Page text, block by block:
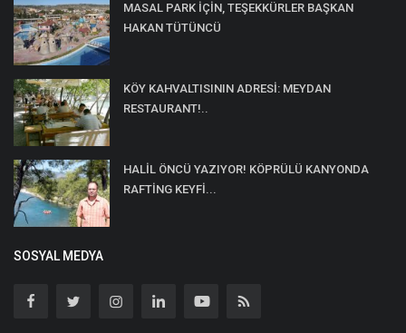
MASAL PARK İÇİN, TEŞEKKÜRLER BAŞKAN
HAKAN TÜTÜNCÜ
KÖY KAHVALTISININ ADRESİ: MEYDAN
RESTAURANT!..
HALİL ÖNCÜ YAZIYOR! KÖPRÜLÜ KANYONDA
RAFTİNG KEYFİ...
SOSYAL MEDYA